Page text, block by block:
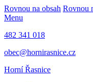
Rovnou na obsah Rovnou
Menu
482 341 018
obec@hornirasnice.cz
Horní Řasnice